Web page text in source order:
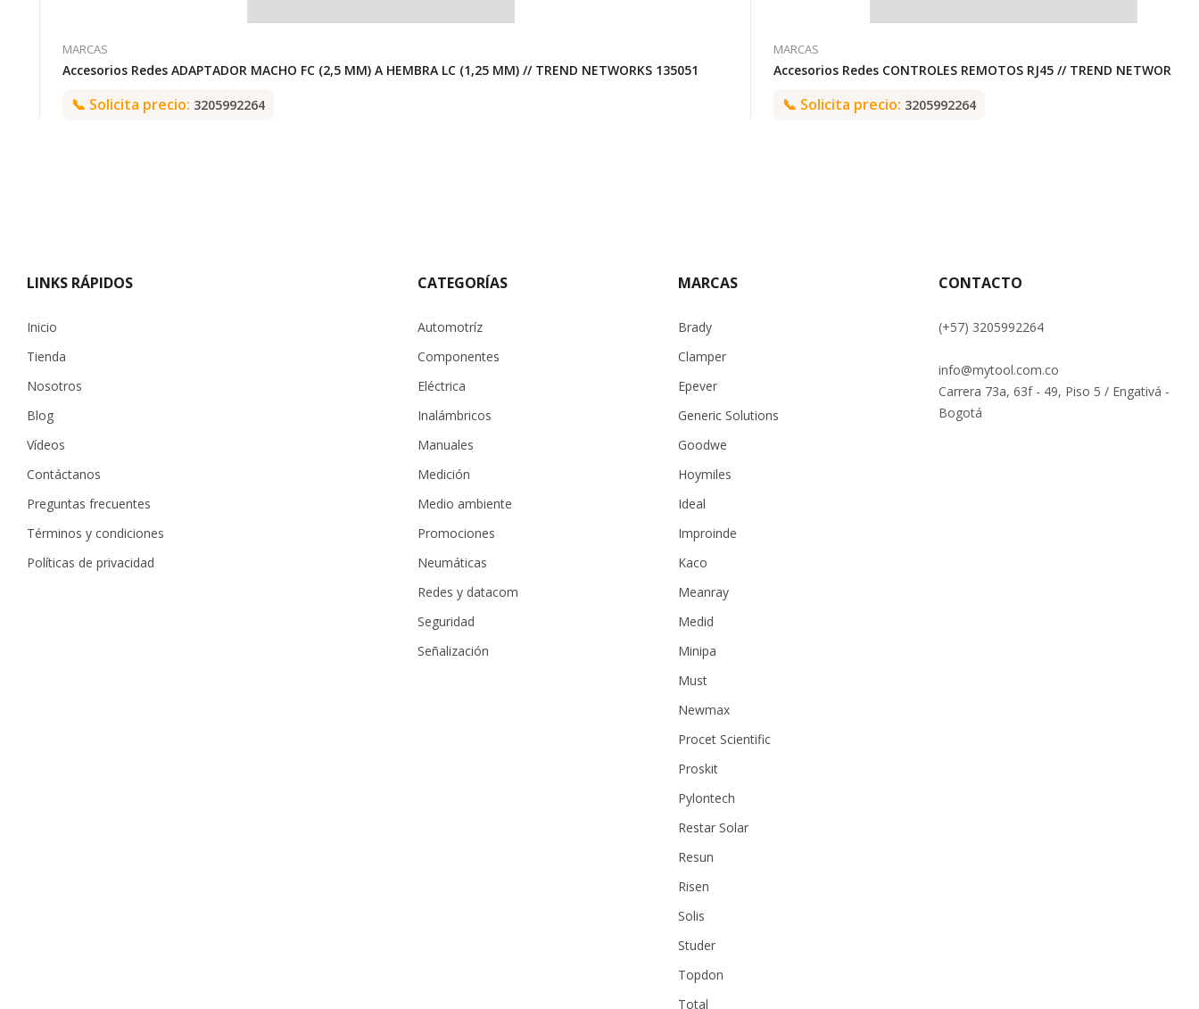
MARCAS
Accesorios Redes ADAPTADOR MACHO FC (2,5 MM) A HEMBRA LC (1,25 MM) // TREND NETWORKS 135051
📞 Solicita precio: 3205992264
MARCAS
Accesorios Redes CONTROLES REMOTOS RJ45 // TREND NETWORKS
📞 Solicita precio: 3205992264
LINKS RÁPIDOS
Inicio
Tienda
Nosotros
Blog
Vídeos
Contáctanos
Preguntas frecuentes
Términos y condiciones
Políticas de privacidad
CATEGORÍAS
Automotríz
Componentes
Eléctrica
Inalámbricos
Manuales
Medición
Medio ambiente
Promociones
Neumáticas
Redes y datacom
Seguridad
Señalización
MARCAS
Brady
Clamper
Epever
Generic Solutions
Goodwe
Hoymiles
Ideal
Improinde
Kaco
Meanray
Medid
Minipa
Must
Newmax
Procet Scientific
Proskit
Pylontech
Restar Solar
Resun
Risen
Solis
Studer
Topdon
Total
CONTACTO
(+57) 3205992264
info@mytool.com.co
Carrera 73a, 63f - 49, Piso 5 / Engativá -
Bogotá